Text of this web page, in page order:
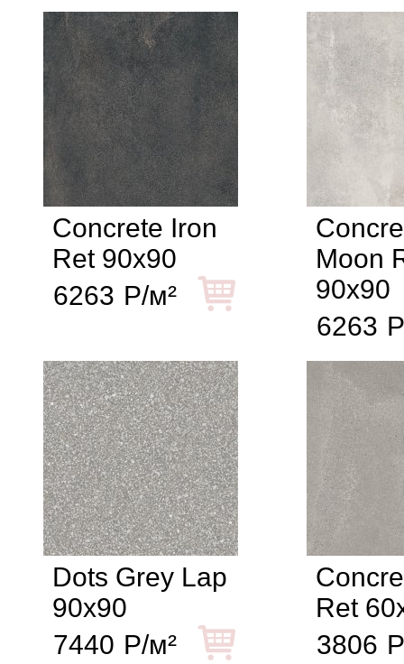
Concrete Iron
Ret 90x90
6263 Р/м²
Moon
90x90
6263
Dots Grey Lap
90x90
7440 Р/м²
Ret
3806